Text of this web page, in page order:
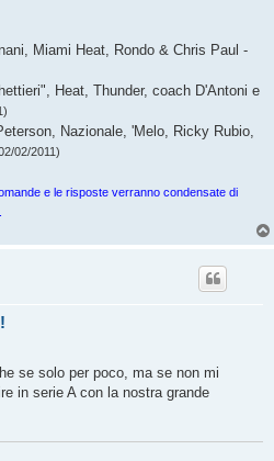
Miami Heat, Rondo & Chris Paul -
Heat, Thunder, coach D'Antoni e
Nazionale, 'Melo, Ricky Rubio,
02/2011)
e le risposte verranno condensate di
se solo per poco, ma se non mi
in serie A con la nostra grande